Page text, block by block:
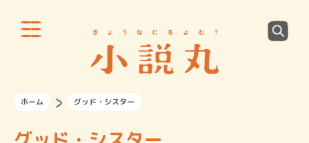
ホーム グッド・シスター